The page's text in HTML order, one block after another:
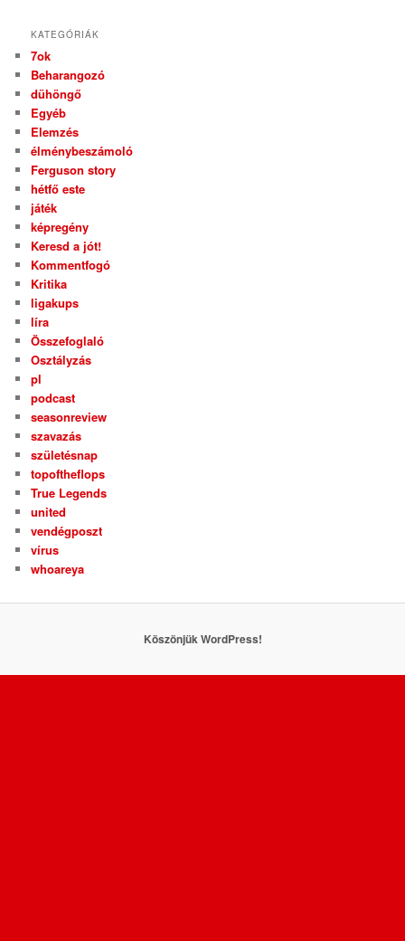
KATEGÓRIÁK
7ok
Beharangozó
dühöngő
Egyéb
Elemzés
élménybeszámoló
Ferguson story
hétfő este
játék
képregény
Keresd a jót!
Kommentfogó
Kritika
ligakups
líra
Összefoglaló
Osztályzás
pl
podcast
seasonreview
szavazás
születésnap
topoftheflops
True Legends
united
vendégposzt
vírus
whoareya
Köszönjük WordPress!